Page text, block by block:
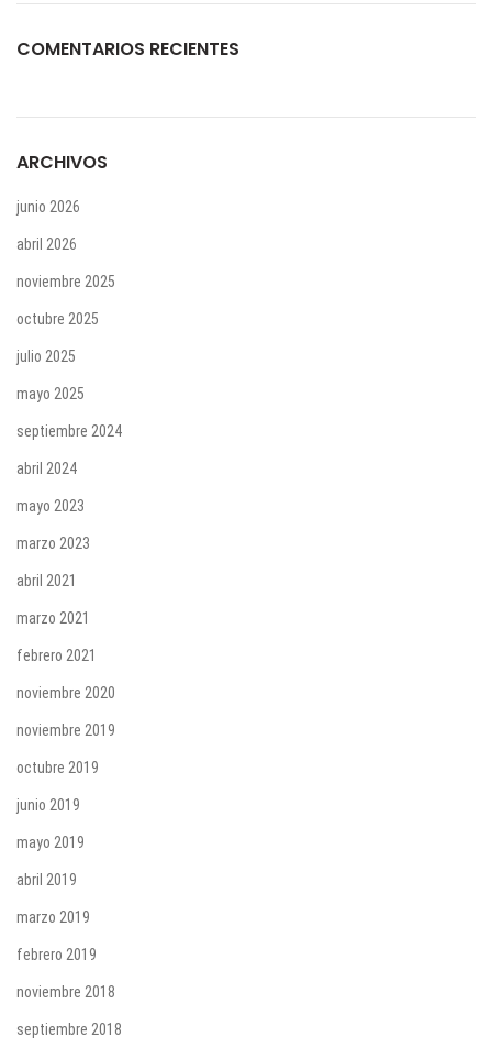
COMENTARIOS RECIENTES
ARCHIVOS
junio 2026
abril 2026
noviembre 2025
octubre 2025
julio 2025
mayo 2025
septiembre 2024
abril 2024
mayo 2023
marzo 2023
abril 2021
marzo 2021
febrero 2021
noviembre 2020
noviembre 2019
octubre 2019
junio 2019
mayo 2019
abril 2019
marzo 2019
febrero 2019
noviembre 2018
septiembre 2018